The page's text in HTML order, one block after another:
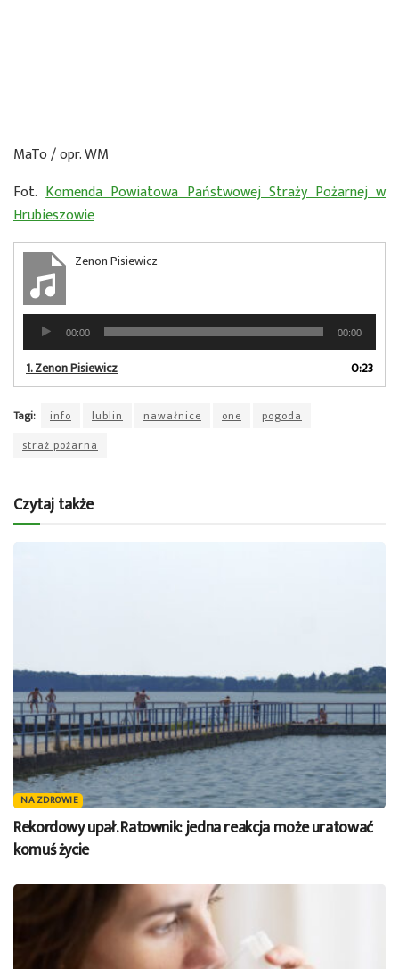
MaTo / opr. WM
Fot.Komenda Powiatowa Państwowej Straży Pożarnej w
Hrubieszowie
Zenon Pisiewicz
Odtwarzacz
plików
dźwiękowych
00:00 00:00
1.Zenon Pisiewicz 0:23
Tagi: info lublin nawałnice one
pogoda
straż pożarna
Czytaj także
NA ZDROWIE
Rekordowy upał. Ratownik: jedna reakcja może uratować
komuś życie